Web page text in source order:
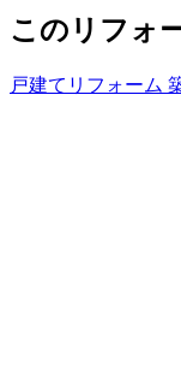
このリフォ
戸建てリフォーム